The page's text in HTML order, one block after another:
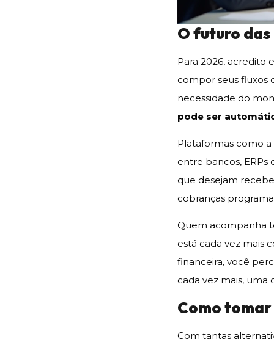
O futuro
Para 2026, acredito
compor seus fluxos
necessidade do
pode ser
Plataformas como
entre bancos, ERPs
que desejam
cobranças
Quem acompanha
está cada vez mais
financeira, você
cada vez mais, uma
Como
Com tantas